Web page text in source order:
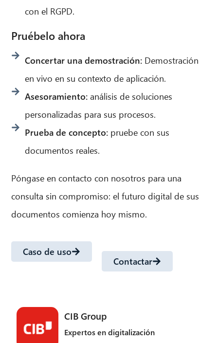
con el RGPD.
Pruébelo ahora
Concertar una demostración:Demostración
en vivo en su contexto de aplicación.
Asesoramiento: análisis de soluciones
personalizadas para sus procesos.
Prueba de concepto: pruebe con sus
documentos reales.
Póngase en contacto con nosotros para una
consulta sin compromiso: el futuro digital de sus
documentos comienza hoy mismo.
Caso de uso
Contactar
CIB Group
Expertos en digitalización